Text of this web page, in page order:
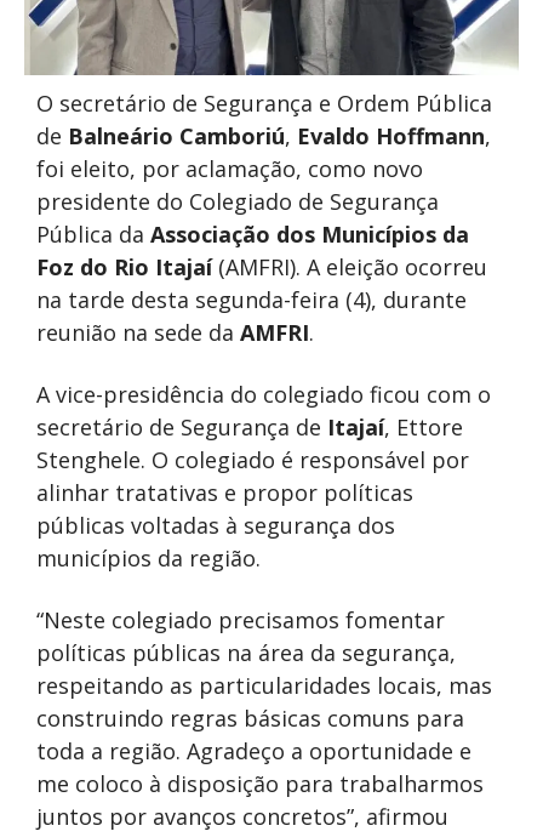
O secretário de Segurança e Ordem Pública
de Balneário Camboriú, Evaldo Hoffmann,
foi eleito, por aclamação, como novo
presidente do Colegiado de Segurança
Pública da Associação dos Municípios da
Foz do Rio Itajaí(AMFRI). A eleição ocorreu
na tarde desta segunda-feira (4), durante
reunião na sede da AMFRI.
A vice-presidência do colegiado ficou com o
secretário de Segurança de Itajaí, Ettore
Stenghele. O colegiado é responsável por
alinhar tratativas e propor políticas
públicas voltadas à segurança dos
municípios da região.
“Neste colegiado precisamos fomentar
políticas públicas na área da segurança,
respeitando as particularidades locais, mas
construindo regras básicas comuns para
toda a região. Agradeço a oportunidade e
me coloco à disposição para trabalharmos
juntos por avanços concretos”, afirmou